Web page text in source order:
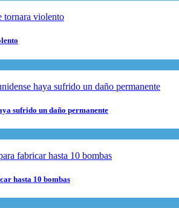
sufrido un daño permanente
hasta 10 bombas